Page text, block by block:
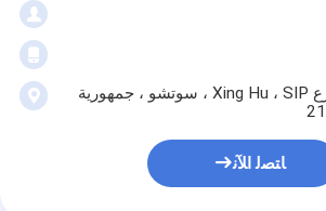
مبنى C24 ، 218 شارع Xing Hu ، SIP ، سوتشو ، جمهورية
ﺎﺘﺼﻟ ﺍﻶﻧ